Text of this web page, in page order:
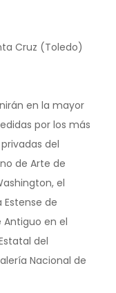
Cruz (Toledo)
en la mayor
por los más
del
de Arte de
el
Estense de
Antiguo en el
del
Nacional de